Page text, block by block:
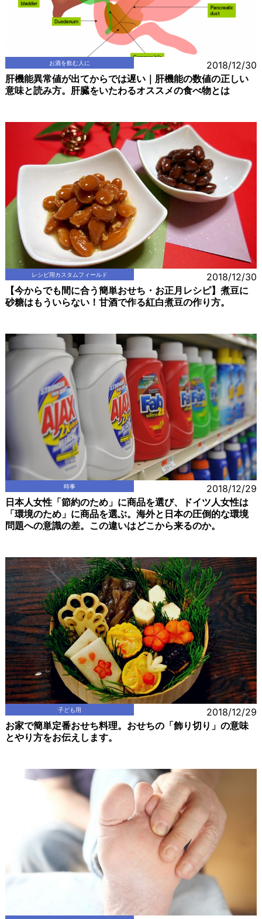
お酒を飲む人に 2018/12/30
肝機能異常値が出てからでは遅い｜肝機能の数値の正しい
意味と読み方。肝臓をいたわるオススメの食べ物とは
レシピ用カスタムフィールド 2018/12/30
【今からでも間に合う簡単おせち・お正月レシピ】煮豆に
砂糖はもういらない！甘酒で作る紅白煮豆の作り方。
時事 2018/12/29
日本人女性「節約のため」に商品を選び、ドイツ人女性は
「環境のため」に商品を選ぶ。海外と日本の圧倒的な環境
問題への意識の差。この違いはどこから来るのか。
子ども用 2018/12/29
お家で簡単定番おせち料理。おせちの「飾り切り」の意味
とやり方をお伝えします。